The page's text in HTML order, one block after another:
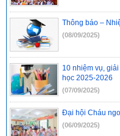
Thông báo –
(08/09/2025)
10 nhiệm vụ,
học 2025-2026
(07/09/2025)
Đại hội Cháu
(06/09/2025)